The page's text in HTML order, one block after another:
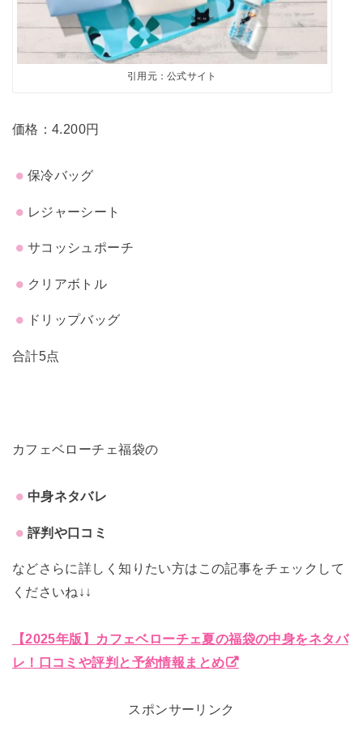
引用元：公式サイト
価格：4.200円
保冷バッグ
レジャーシート
サコッシュポーチ
クリアボトル
ドリップバッグ
合計5点
カフェベローチェ福袋の
中身ネタバレ
評判や口コミ
などさらに詳しく知りたい方はこの記事をチェックして
くださいね↓↓
【2025年版】カフェベローチェ夏の福袋の中身をネタバ
レ！口コミや評判と予約情報まとめ
スポンサーリンク